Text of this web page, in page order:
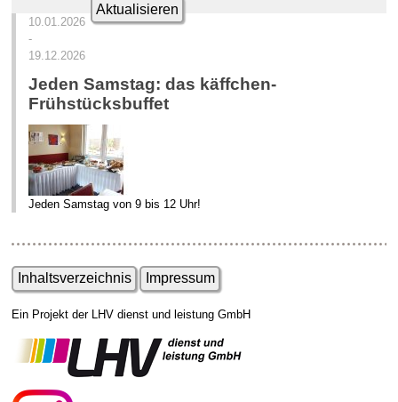
Aktualisieren
10.01.2026
-
19.12.2026
Jeden Samstag: das käffchen-
Frühstücksbuffet
Jeden Samstag von 9 bis 12 Uhr!
Inhaltsverzeichnis Impressum
Ein Projekt der LHV dienst und leistung GmbH